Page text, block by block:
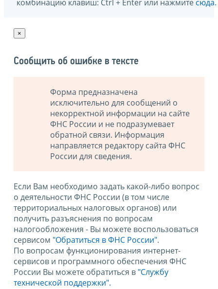
комбинацию клавиш: Ctrl + Enter или нажмите сюда.
×
Сообщить об ошибке в тексте
Форма предназначена
исключительно для сообщений о
некорректной информации на сайте
ФНС России и не подразумевает
обратной связи. Информация
направляется редактору сайта ФНС
России для сведения.
Если Вам необходимо задать какой-либо вопрос
о деятельности ФНС России (в том числе
территориальных налоговых органов) или
получить разъяснения по вопросам
налогообложения - Вы можете воспользоваться
сервисом "Обратиться в ФНС России".
По вопросам функционирования интернет-
сервисов и программного обеспечения ФНС
России Вы можете обратиться в "Службу
технической поддержки".